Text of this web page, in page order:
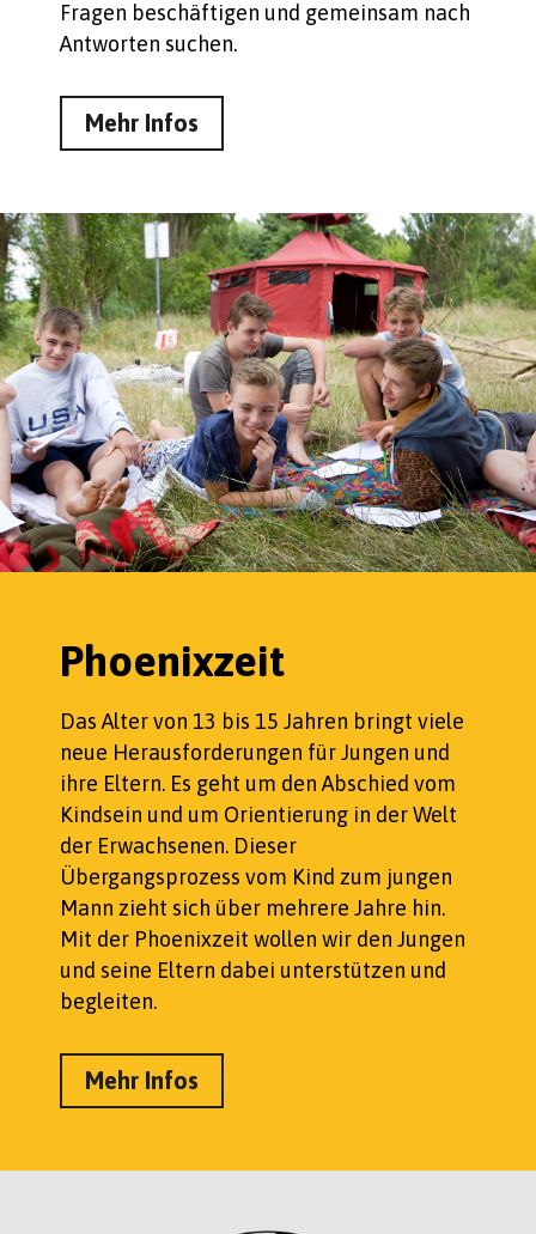
Fragen beschäftigen und gemeinsam nach
Antworten suchen.
Mehr Infos
Phoenixzeit
Das Alter von 13 bis 15 Jahren bringt viele
neue Herausforderungen für Jungen und
ihre Eltern. Es geht um den Abschied vom
Kindsein und um Orientierung in der Welt
der Erwachsenen. Dieser
Übergangsprozess vom Kind zum jungen
Mann zieht sich über mehrere Jahre hin.
Mit der Phoenixzeit wollen wir den Jungen
und seine Eltern dabei unterstützen und
begleiten.
Mehr Infos